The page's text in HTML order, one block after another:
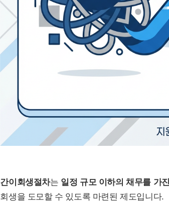
간이회생절차는 일정 규모 이하의 채무를 가
회생을 도모할 수 있도록 마련된 제도입니다.